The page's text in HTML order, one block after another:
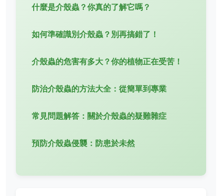
什麼是介殼蟲？你真的了解它嗎？
如何準確識別介殼蟲？別再搞錯了！
介殼蟲的危害有多大？你的植物正在受苦！
防治介殼蟲的方法大全：從簡單到專業
常見問題解答：關於介殼蟲的疑難雜症
預防介殼蟲侵襲：防患於未然